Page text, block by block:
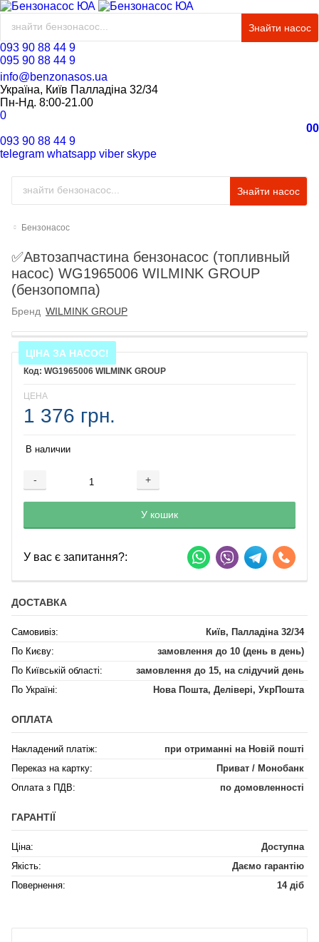
Знайти насос
093 90 88 44 9
095 90 88 44 9
info@benzonasos.ua
Україна, Київ Палладіна 32/34
Пн-Нд. 8:00-21.00
0
00
093 90 88 44 9
telegram whatsapp viber skype
Знайти насос
Бензонасос
✅Автозапчастина бензонасос (топливный
насос) WG1965006 WILMINK GROUP
(бензопомпа)
Бренд WILMINK GROUP
ЦІНА ЗА НАСОС!
WG1965006 WILMINK GROUP
ЦЕНА
1 376 грн.
В наличии
- +
Добавляется...
У кошик
Добавлен
У вас є запитання?:
ДОСТАВКА
Самовивіз:
Київ, Палладіна 32/34
По Києву:
замовлення до 10 (день в день)
По Київській області:
замовлення до 15, на слідучий день
По Україні:
Нова Пошта, Делівері, УкрПошта
ОПЛАТА
Накладений платіж:
при отриманні на Новій пошті
Переказ на картку:
Приват / Монобанк
Оплата з ПДВ:
по домовленності
ГАРАНТІЇ
Ціна:
Доступна
Якість:
Даємо гарантію
Повернення:
14 діб